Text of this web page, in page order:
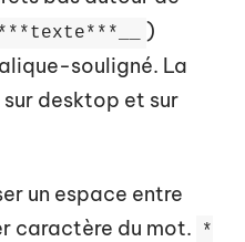
)
souligné. La
desktop et sur
un espace entre
caractère du mot.
*